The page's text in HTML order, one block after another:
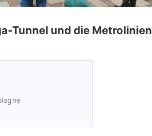
Tunnel und die Metrolinien